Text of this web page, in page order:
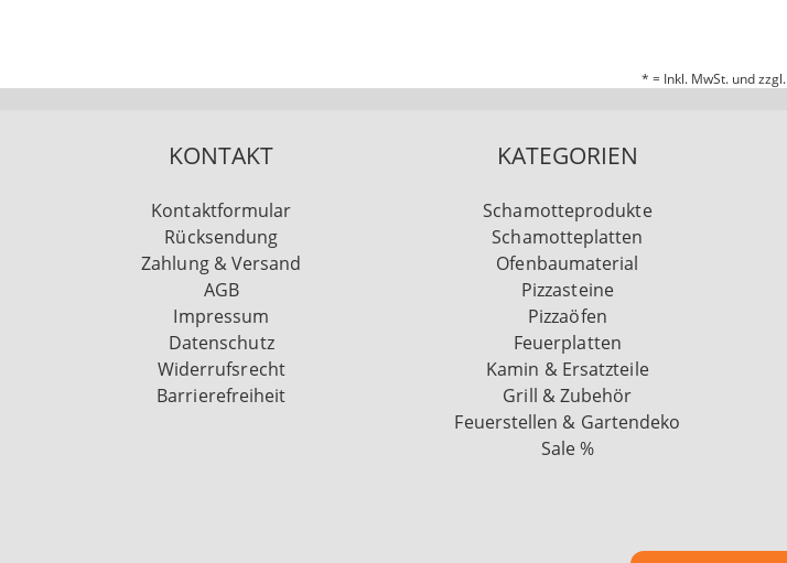
* = Inkl. MwSt. und zzgl.
KONTAKT
Kontaktformular
Rücksendung
Zahlung & Versand
AGB
Impressum
Datenschutz
Widerrufsrecht
Barrierefreiheit
KATEGORIEN
Schamotteprodukte
Schamotteplatten
Ofenbaumaterial
Pizzasteine
Pizzaöfen
Feuerplatten
Kamin & Ersatzteile
Grill & Zubehör
Feuerstellen & Gartendeko
Sale %